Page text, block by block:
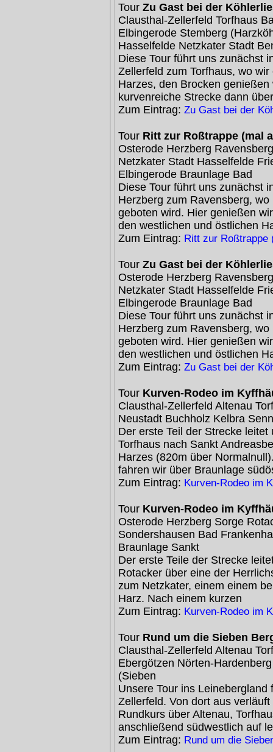
Tour Zu Gast bei der
Clausthal-Zellerfeld Torfhaus
Elbingerode Stemberg
Hasselfelde Netzkater Stadt
Diese Tour führt uns zunächst
Zellerfeld zum Torfhaus, wo
Harzes, den Brocken
kurvenreiche Strecke dann über
Zum Eintrag: Zu Gast bei der
Tour Ritt zur Roßtrappe (mal
Osterode Herzberg
Netzkater Stadt Hasselfelde
Elbingerode Braunlage Bad
Diese Tour führt uns zunächst
Herzberg zum Ravensberg,
geboten wird. Hier genießen
den westlichen und östlichen
Zum Eintrag: Ritt zur Roßtrappe
Tour Zu Gast bei der
Osterode Herzberg
Netzkater Stadt Hasselfelde
Elbingerode Braunlage Bad
Diese Tour führt uns zunächst
Herzberg zum Ravensberg,
geboten wird. Hier genießen
den westlichen und östlichen
Zum Eintrag: Zu Gast bei der
Tour Kurven-Rodeo im
Clausthal-Zellerfeld Altenau
Neustadt Buchholz Kelbra
Der erste Teil der Strecke
Torfhaus nach Sankt
Harzes (820m über
fahren wir über Braunlage
Zum Eintrag: Kurven-Rodeo im
Tour Kurven-Rodeo im
Osterode Herzberg Sorge
Sondershausen Bad
Braunlage Sankt
Der erste Teile der Strecke
Rotacker über eine der
zum Netzkater, einem einem
Harz. Nach einem kurzen
Zum Eintrag: Kurven-Rodeo im
Tour Rund um die Sieben
Clausthal-Zellerfeld Altenau
Ebergötzen Nörten-
(Sieben
Unsere Tour ins
Zellerfeld. Von dort aus
Rundkurs über Altenau,
anschließend südwestlich auf
Zum Eintrag: Rund um die